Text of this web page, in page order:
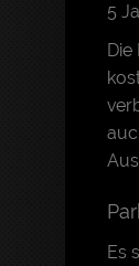
5
Es